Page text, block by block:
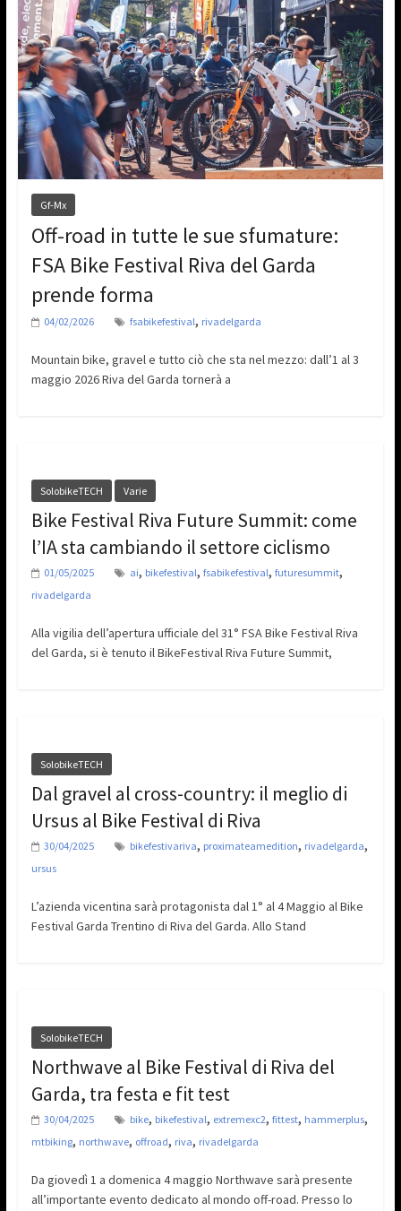
Gf-Mx
Off-road in tutte le sue sfumature:
FSA Bike Festival Riva del Garda
prende forma
04/02/2026 fsabikefestival, rivadelgarda
Mountain bike, gravel e tutto ciò che sta nel mezzo: dall’1 al 3
maggio 2026 Riva del Garda tornerà a
SolobikeTECH Varie
Bike Festival Riva Future Summit: come
l’IA sta cambiando il settore ciclismo
01/05/2025 ai, bikefestival, fsabikefestival, futuresummit,
rivadelgarda
Alla vigilia dell’apertura ufficiale del 31° FSA Bike Festival Riva
del Garda, si è tenuto il BikeFestival Riva Future Summit,
SolobikeTECH
Dal gravel al cross-country: il meglio di
Ursus al Bike Festival di Riva
30/04/2025 bikefestivariva, proximateamedition, rivadelgarda,
ursus
L’azienda vicentina sarà protagonista dal 1° al 4 Maggio al Bike
Festival Garda Trentino di Riva del Garda. Allo Stand
SolobikeTECH
Northwave al Bike Festival di Riva del
Garda, tra festa e fit test
30/04/2025 bike, bikefestival, extremexc2, fittest, hammerplus,
mtbiking, northwave, offroad, riva, rivadelgarda
Da giovedì 1 a domenica 4 maggio Northwave sarà presente
all’importante evento dedicato al mondo off-road. Presso lo